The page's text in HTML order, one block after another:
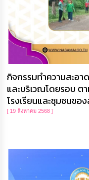
กิจกรรมทำความสะอ
และบริเวณโดยรอบ ต
โรงเรียนและชุมชนขอ
[ 19 สิงหาคม 2568 ]